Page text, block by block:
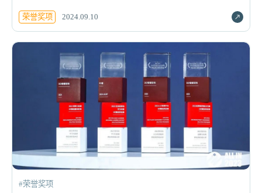
荣誉奖项 2024.09.10
#荣誉奖项